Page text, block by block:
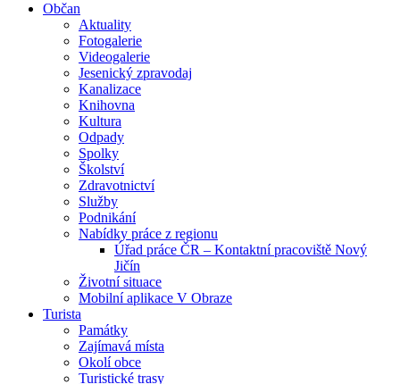
Občan
Aktuality
Fotogalerie
Videogalerie
Jesenický zpravodaj
Kanalizace
Knihovna
Kultura
Odpady
Spolky
Školství
Zdravotnictví
Služby
Podnikání
Nabídky práce z regionu
Úřad práce ČR – Kontaktní pracoviště Nový
Jičín
Životní situace
Mobilní aplikace V Obraze
Turista
Památky
Zajímavá místa
Okolí obce
Turistické trasy